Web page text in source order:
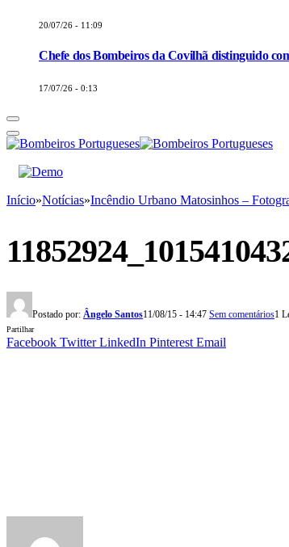
20/07/26 - 11:09
Chefe dos Bombeiros da Covilhã distinguido
17/07/26 - 0:13
Início»Notícias»Incêndio Urbano Matosinhos –
Postado por: Ângelo Santos11/08/15 - 14:47 Sem comentários1
Partilhar
Facebook Twitter LinkedIn Pinterest Email